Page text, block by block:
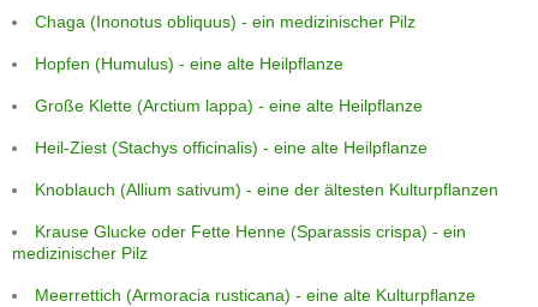
Chaga (Inonotus obliquus) - ein medizinischer Pilz
Hopfen (Humulus) - eine alte Heilpflanze
Große Klette (Arctium lappa) - eine alte Heilpflanze
Heil-Ziest (Stachys officinalis) - eine alte Heilpflanze
Knoblauch (Allium sativum) - eine der ältesten Kulturpflanzen
Krause Glucke oder Fette Henne (Sparassis crispa) - ein
medizinischer Pilz
Meerrettich (Armoracia rusticana) - eine alte Kulturpflanze